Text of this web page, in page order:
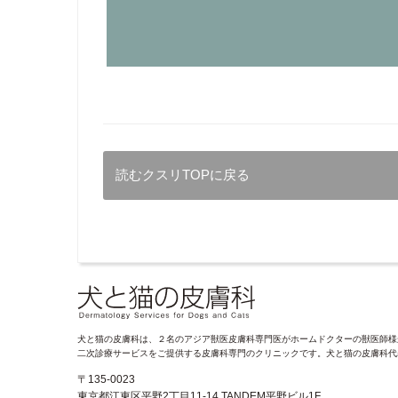
読むクスリTOPに戻る
犬と猫の皮膚科は、２名のアジア獣医皮膚科専門医がホームドクターの獣医師
二次診療サービスをご提供する皮膚科専門のクリニックです。犬と猫の皮膚科
〒135-0023